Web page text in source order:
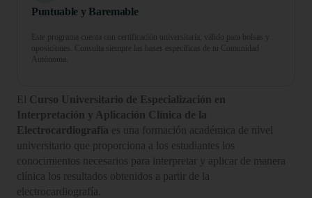
Puntuable y Baremable
Este programa cuenta con certificación universitaria, válido para bolsas y
oposiciones. Consulta siempre las bases específicas de tu Comunidad
Autónoma.
El Curso Universitario de Especialización en
Interpretación y Aplicación Clínica de la
Electrocardiografía es una formación académica de nivel
universitario que proporciona a los estudiantes los
conocimientos necesarios para interpretar y aplicar de manera
clínica los resultados obtenidos a partir de la
electrocardiografía.